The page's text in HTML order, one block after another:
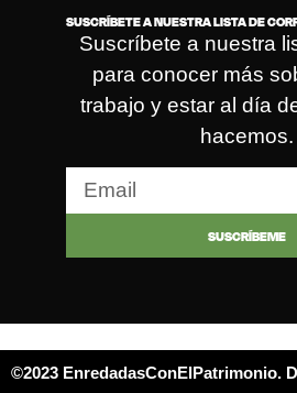
SUSCRÍBETE A NUESTRA LISTA DE
Suscríbete a nuestra
para conocer más
trabajo y estar al día
hacemos.
SUSCRÍBEME
©2023 EnredadasConElPatrimonio.